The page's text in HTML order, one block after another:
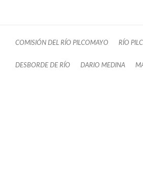
COMISIÓN DEL RÍO PILCOMAYO RÍO
DESBORDE DE RÍO DARIO MEDINA